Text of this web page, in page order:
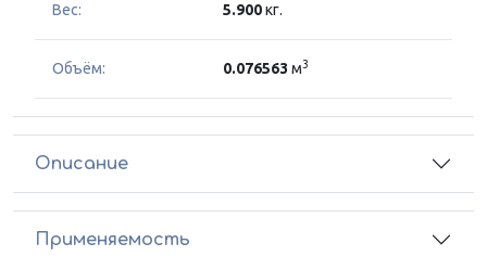
Вес: 5.900кг.
Объём: 0.076563 м3
Описание
Применяемость